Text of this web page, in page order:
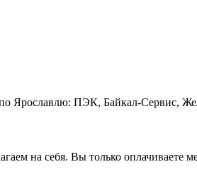
Ярославлю: ПЭК, Байкал-Сервис,
на себя. Вы только оплачиваете